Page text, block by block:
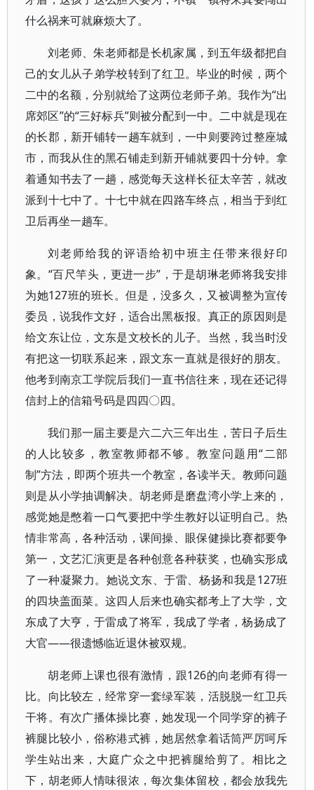
什么祸来可就麻烦大了。
刘老师、朱老师都是长机家属，到五年级都把自
己的女儿从子弟学校转到了红卫。毕业的时候，两个
二中的名额，分别就给了这两位老师子弟。我作为“出
席郊区”的“三好标兵”则被分配到一中。二中就是现在
的长郡，新开铺转一趟车就到，一中则要跨过整座城
市，而我从住的黑石铺走到新开铺就要四十分钟。拿
着通知书去了一趟，感觉每天这样长征太辛苦，就改
派到十七中了。十七中就在四路车终点，相当于到红
卫后再坐一趟车。
刘老师给我的评语给初中班主任带来很好印
象。“百尺竿头，更进一步”，于是胡琳老师将我安排
为她127班的班长。但是，没多久，又被调整为宣传
委员，说我作文好，适合出黑板报。真正的原因则是
给文东让位，文东是文校长的儿子。当然，我当时没
有把这一切联系起来，跟文东一直就是很好的朋友。
他考到南京工学院后我们一直书信往来，现在还记得
信封上的信箱号码是四四〇四。
我们那一届主要是六二六三年出生，苦日子后生
的人比较多，教室教师都不够。教室问题用“二部
制”方法，即两个班共一个教室，各读半天。教师问题
则是从小学抽调解决。胡老师是磨盘湾小学上来的，
感觉她是憋着一口气要把中学生教好以证明自己。热
情非常高，各种活动，课间操、眼保健操比赛都要争
第一，文艺汇演更是各种创意各种获奖，也确实形成
了一种凝聚力。她说文东、于雷、杨扬和我是127班
的四块盖面菜。这四人后来也确实都考上了大学，文
东成了大亨，于雷成了将军，我成了学者，杨扬成了
大官——很遗憾临近退休被双规。
胡老师上课也很有激情，跟126的向老师有得一
比。向比较左，经常穿一套绿军装，活脱脱一红卫兵
干将。有次广播体操比赛，她发现一个同学穿的裤子
裤腿比较小，俗称港式裤，她居然拿着话筒严厉呵斥
学生站出来，大庭广众之中把裤腿给剪了。相比之
下，胡老师人情味很浓，每次集体留校，都会放我先